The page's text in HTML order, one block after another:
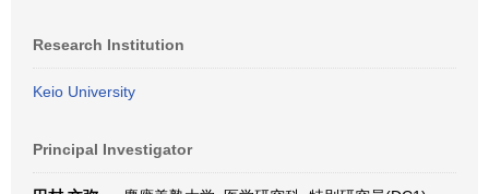
Research Institution
Keio University
Principal Investigator